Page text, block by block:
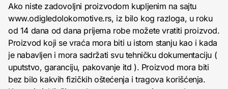
Ako niste zadovoljni proizvodom kupljenim na sajtu
www.odigledolokomotive.rs, iz bilo kog razloga, u roku
od 14 dana od dana prijema robe možete vratiti proizvod.
Proizvod koji se vraća mora biti u istom stanju kao i kada
je nabavljen i mora sadržati svu tehničku dokumentaciju (
uputstvo, garanciju, pakovanje itd ). Proizvod mora biti
bez bilo kakvih fizičkih oštećenja i tragova korišćenja.